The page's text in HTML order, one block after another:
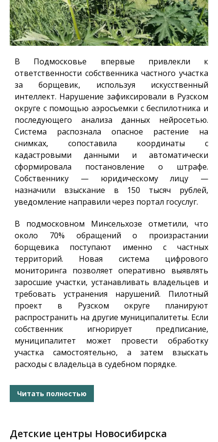
В Подмосковье впервые привлекли к
ответственности собственника частного участка
за борщевик, используя искусственный
интеллект. Нарушение зафиксировали в Рузском
округе с помощью аэросъемки с беспилотника и
последующего анализа данных нейросетью.
Система распознала опасное растение на
снимках, сопоставила координаты с
кадастровыми данными и автоматически
сформировала постановление о штрафе.
Собственнику — юридическому лицу —
назначили взыскание в 150 тысяч рублей,
уведомление направили через портал госуслуг.
В подмосковном Минсельхозе отметили, что
около 70% обращений о произрастании
борщевика поступают именно с частных
территорий. Новая система цифрового
мониторинга позволяет оперативно выявлять
заросшие участки, устанавливать владельцев и
требовать устранения нарушений. Пилотный
проект в Рузском округе планируют
распространить на другие муниципалитеты. Если
собственник игнорирует предписание,
муниципалитет может провести обработку
участка самостоятельно, а затем взыскать
расходы с владельца в судебном порядке.
Читать полностью
Детские центры Новосибирска